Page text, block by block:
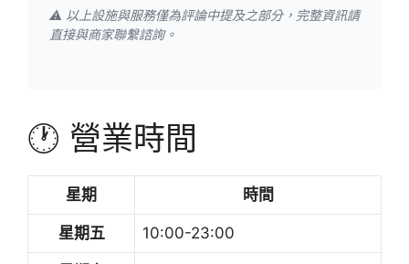
⚠️ 以上設施與服務僅為評論中提及之部分，完整資訊請
直接與商家聯繫諮詢。
🕐 營業時間
星期 時間
星期五 10:00-23:00